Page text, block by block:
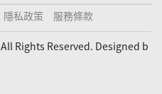
隱私政策 服務條款
All Rights Reserved. Designed b